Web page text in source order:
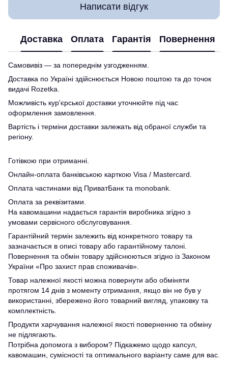
Написати відгук
Доставка Оплата Гарантія Повернення
Самовивіз — за попереднім узгодженням.
Доставка по Україні здійснюється Новою поштою та до точок
видачі Rozetka.
Можливість кур'єрської доставки уточнюйте під час
оформлення замовлення.
Вартість і терміни доставки залежать від обраної служби та
регіону.
Готівкою при отриманні.
Онлайн-оплата банківською карткою Visa / Mastercard.
Оплата частинами від ПриватБанк та monobank.
Оплата за реквізитами.
На кавомашини надається гарантія виробника згідно з
умовами сервісного обслуговування.
Гарантійний термін залежить від конкретного товару та
зазначається в описі товару або гарантійному талоні.
Повернення та обмін товару здійснюються згідно із Законом
України «Про захист прав споживачів».
Товар належної якості можна повернути або обміняти
протягом 14 днів з моменту отримання, якщо він не був у
використанні, збережено його товарний вигляд, упаковку та
комплектність.
Продукти харчування належної якості поверненню та обміну
не підлягають.
Потрібна допомога з вибором? Підкажемо щодо капсул,
кавомашин, сумісності та оптимального варіанту саме для вас.